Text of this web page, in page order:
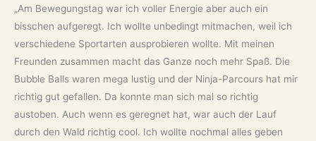
„Am Bewegungstag war ich voller Energie aber auch ein
bisschen aufgeregt. Ich wollte unbedingt mitmachen, weil ich
verschiedene Sportarten ausprobieren wollte. Mit meinen
Freunden zusammen macht das Ganze noch mehr Spaß. Die
Bubble Balls waren mega lustig und der Ninja-Parcours hat mir
richtig gut gefallen. Da konnte man sich mal so richtig
austoben. Auch wenn es geregnet hat, war auch der Lauf
durch den Wald richtig cool. Ich wollte nochmal alles geben